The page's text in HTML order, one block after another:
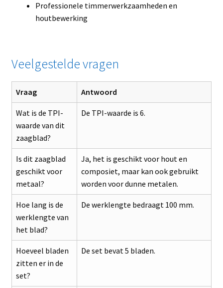
Professionele timmerwerkzaamheden en
houtbewerking
Veelgestelde vragen
Vraag Antwoord
Wat is de TPI-
waarde van dit
zaagblad?
De TPI-waarde is 6.
Is dit zaagblad
geschikt voor
metaal?
Ja, het is geschikt voor hout en
composiet, maar kan ook gebruikt
worden voor dunne metalen.
Hoe lang is de
werklengte van
het blad?
De werklengte bedraagt 100 mm.
Hoeveel bladen
zitten er in de
set?
De set bevat 5 bladen.